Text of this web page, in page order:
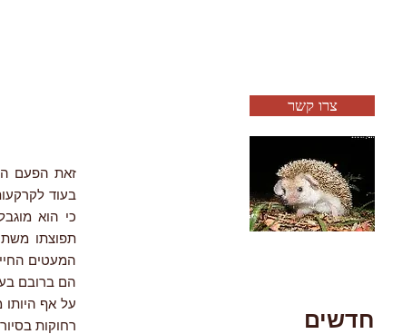
בעוד
כי הוא
תפוצתו
המעטים
הם ברובם
על אף היותו
רחוקות
צרו קשר
חדשים